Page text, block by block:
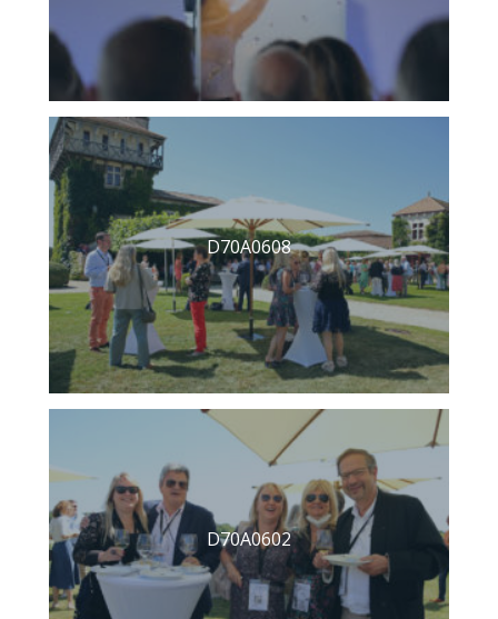
D70A0608
D70A0602